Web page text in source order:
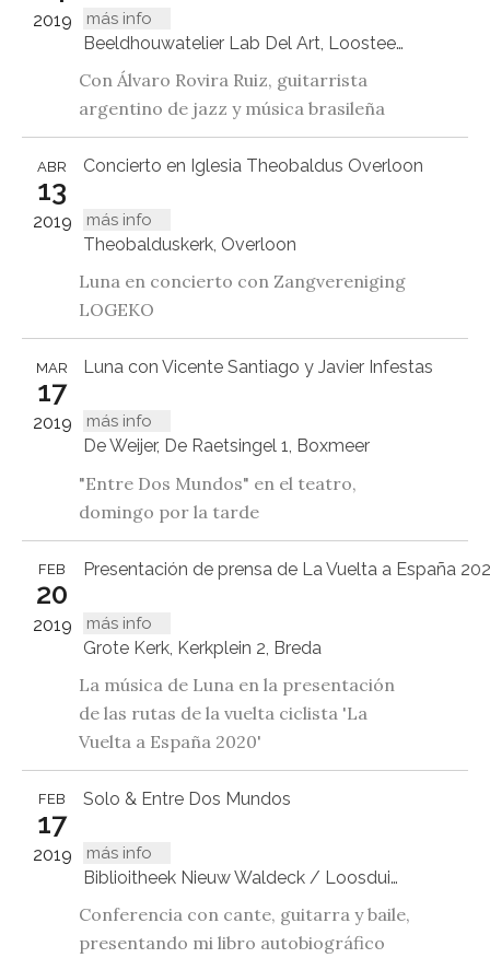
más info
2019
Beeldhouwatelier Lab Del Art, Loosteeg 18, Panningen
Con Álvaro Rovira Ruiz, guitarrista
argentino de jazz y música brasileña
Concierto en Iglesia Theobaldus Overloon
más info
ABR
13
2019
Theobalduskerk, Overloon
Luna en concierto con Zangvereniging
LOGEKO
Luna con Vicente Santiago y Javier Infestas
más info
MAR
17
2019
De Weijer, De Raetsingel 1, Boxmeer
"Entre Dos Mundos" en el teatro,
domingo por la tarde
Presentación de prensa de La Vuelta a España
más info
FEB
20
2019
Grote Kerk, Kerkplein 2, Breda
La música de Luna en la presentación
de las rutas de la vuelta ciclista 'La
Vuelta a España 2020'
Solo & Entre Dos Mundos
más info
FEB
17
2019
Biblioitheek Nieuw Waldeck / Loosduinen, Den Haag
Conferencia con cante, guitarra y baile,
presentando mi libro autobiográfico